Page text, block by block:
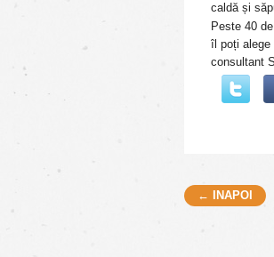
caldă și
Peste 40
îl poți alege
consultant
Post← INAPOI